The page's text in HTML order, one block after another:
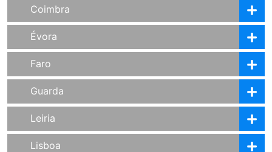
Coimbra
Évora
Faro
Guarda
Leiria
Lisboa